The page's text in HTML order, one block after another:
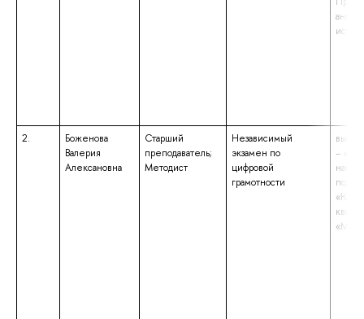
2.
Боженова
Валерия
Алексановна
Старший
преподаватель;
Методист
Независимый
экзамен по
цифровой
грамотности
–